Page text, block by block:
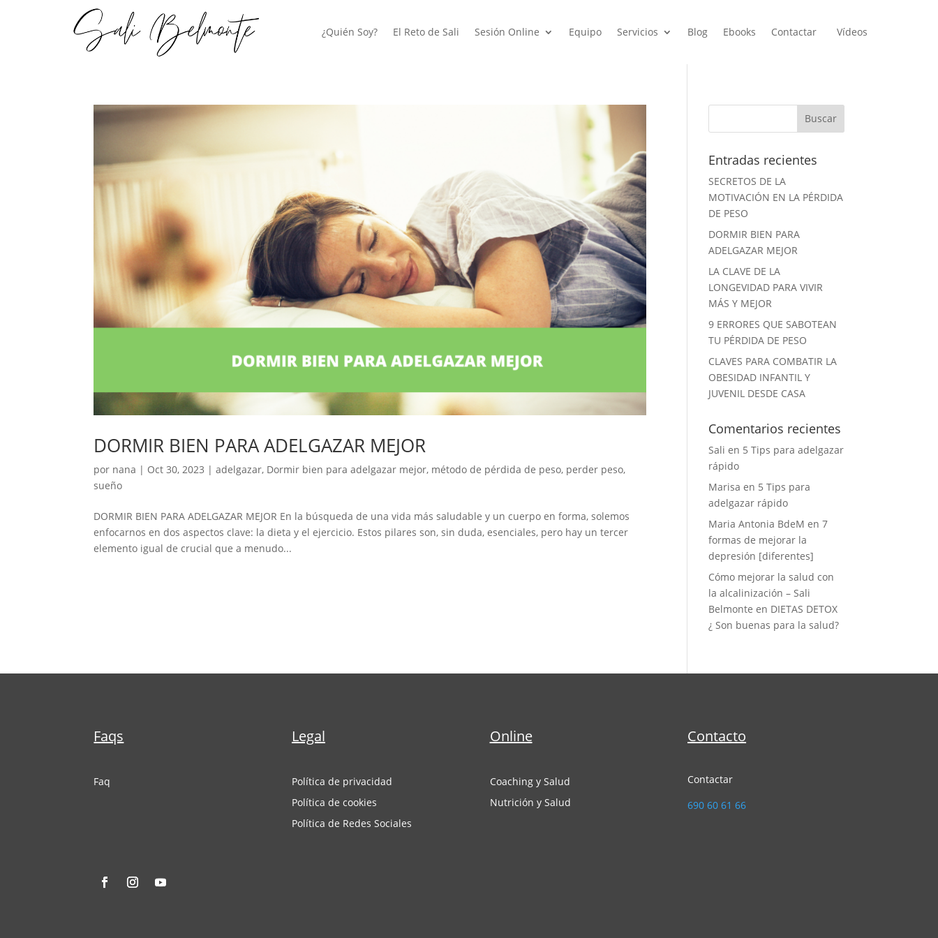
¿Quién Soy? El Reto de Sali Sesión Online Equipo Servicios Blog Ebooks Contactar Vídeos
DORMIR BIEN PARA ADELGAZAR MEJOR
por nana | Oct 30, 2023 |adelgazar, Dormir bien para adelgazar mejor, método de pérdida de peso, perder peso,
sueño
DORMIR BIEN PARA ADELGAZAR MEJOR En la búsqueda de una vida más saludable y un cuerpo en forma, solemos
enfocarnos en dos aspectos clave: la dieta y el ejercicio. Estos pilares son, sin duda, esenciales, pero hay un tercer
elemento igual de crucial que a menudo...
Entradas recientes
SECRETOS DE LA
MOTIVACIÓN EN LA PÉRDIDA
DE PESO
DORMIR BIEN PARA
ADELGAZAR MEJOR
LA CLAVE DE LA
LONGEVIDAD PARA VIVIR
MÁS Y MEJOR
9 ERRORES QUE SABOTEAN
TU PÉRDIDA DE PESO
CLAVES PARA COMBATIR LA
OBESIDAD INFANTIL Y
JUVENIL DESDE CASA
Comentarios recientes
Sali en 5 Tips para adelgazar
rápido
Marisa en 5 Tips para
adelgazar rápido
Maria Antonia BdeM en7
formas de mejorar la
depresión [diferentes]
Cómo mejorar la salud con
la alcalinización – Sali
Belmonte en DIETAS DETOX
¿ Son buenas para la salud?
Faqs
Faq
Legal
Política de privacidad
Política de cookies
Política de Redes Sociales
Online
Coaching y Salud
Nutrición y Salud
Contacto
Contactar
690 60 61 66